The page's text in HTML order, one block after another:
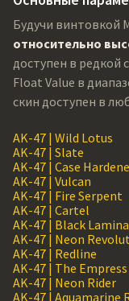
Будучи винтовкой
относительно
доступен в редкой
Float Value в
скин доступен в
AK-47 | Wild Lotus
AK-47 | Slate
AK-47 | Case
AK-47 | Vulcan
AK-47 | Fire Serpent
AK-47 | Cartel
AK-47 | Black
AK-47 | Neon
AK-47 | Redline
AK-47 | The Empress
AK-47 | Neon Rider
AK-47 | Aquamarine